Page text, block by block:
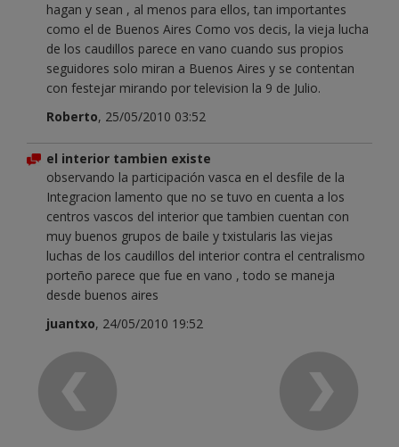
hagan y sean , al menos para ellos, tan importantes
como el de Buenos Aires Como vos decis, la vieja lucha
de los caudillos parece en vano cuando sus propios
seguidores solo miran a Buenos Aires y se contentan
con festejar mirando por television la 9 de Julio.
Roberto, 25/05/2010 03:52
el interior tambien existe
observando la participación vasca en el desfile de la
Integracion lamento que no se tuvo en cuenta a los
centros vascos del interior que tambien cuentan con
muy buenos grupos de baile y txistularis las viejas
luchas de los caudillos del interior contra el centralismo
porteño parece que fue en vano , todo se maneja
desde buenos aires
juantxo, 24/05/2010 19:52